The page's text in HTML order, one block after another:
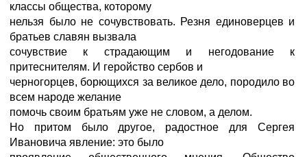
классы общества, которому
нельзя было не сочувствовать. Резня единоверцев и
братьев славян вызвала
сочувствие к страдающим и негодование к
притеснителям. И геройство сербов и
черногорцев, борющихся за великое дело, породило во
всем народе желание
помочь своим братьям уже не словом, а делом.
Но притом было другое, радостное для Сергея
Ивановича явление: это было